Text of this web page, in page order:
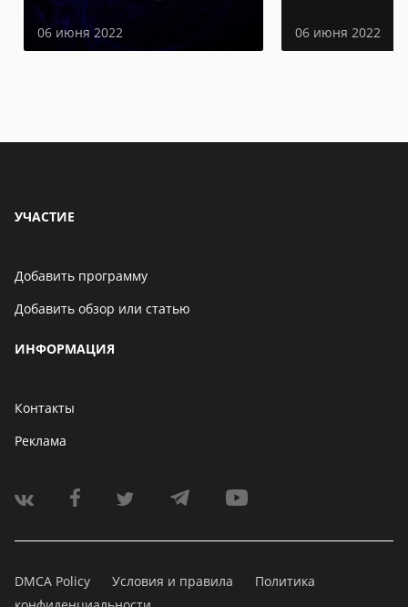
06 июня 2022 06 июня 2022
УЧАСТИЕ
Добавить программу
Добавить обзор или статью
ИНФОРМАЦИЯ
Контакты
Реклама
DMCA Policy Условия и правила
Политика